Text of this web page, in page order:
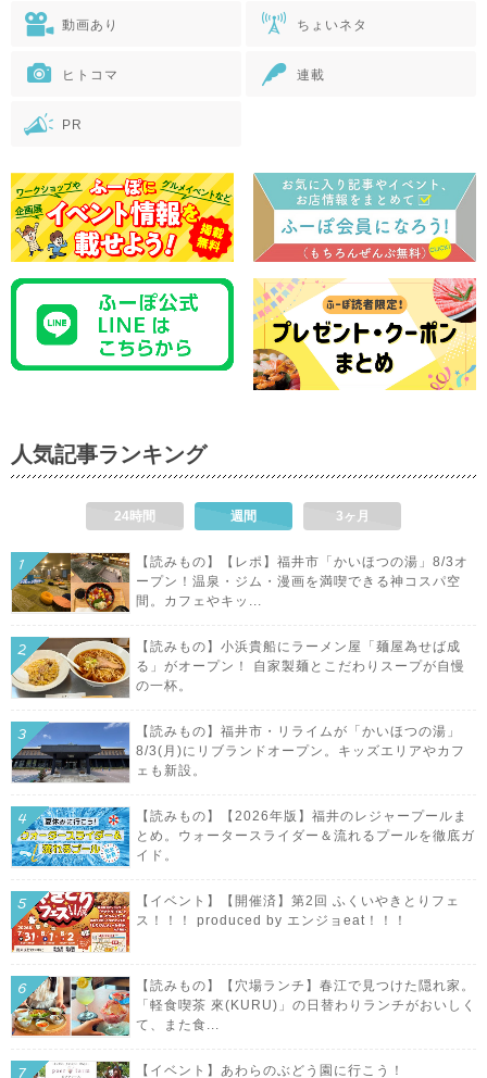
動画あり ちょいネタ
ヒトコマ 連載
PR
人気記事ランキング
24時間 週間 3ヶ月
【読みもの】【レポ】福井市「かいほつの湯」8/3オ
ープン！温泉・ジム・漫画を満喫できる神コスパ空
間。カフェやキッ...
【読みもの】小浜貴船にラーメン屋「麺屋為せば成
る」がオープン！ 自家製麺とこだわりスープが自慢
の一杯。
【読みもの】福井市・リライムが「かいほつの湯」
8/3(月)にリブランドオープン。キッズエリアやカフ
ェも新設。
【読みもの】【2026年版】福井のレジャープールま
とめ。ウォータースライダー＆流れるプールを徹底ガ
イド。
【イベント】【開催済】第2回 ふくいやきとりフェ
ス！！！ produced by エンジョeat！！！
【読みもの】【穴場ランチ】春江で見つけた隠れ家。
「軽食喫茶 來(KURU)」の日替わりランチがおいしく
て、また食...
【イベント】あわらのぶどう園に行こう！